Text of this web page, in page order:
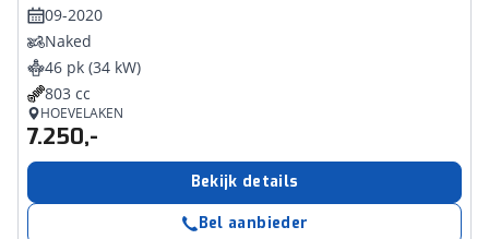
09-2020
Naked
46 pk (34 kW)
803 cc
HOEVELAKEN
7.250,-
Bekijk details
Bel aanbieder